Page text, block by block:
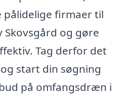
pålidelige firmaer til
og gøre
Tag derfor det
start din søgning
på omfangsdræn i